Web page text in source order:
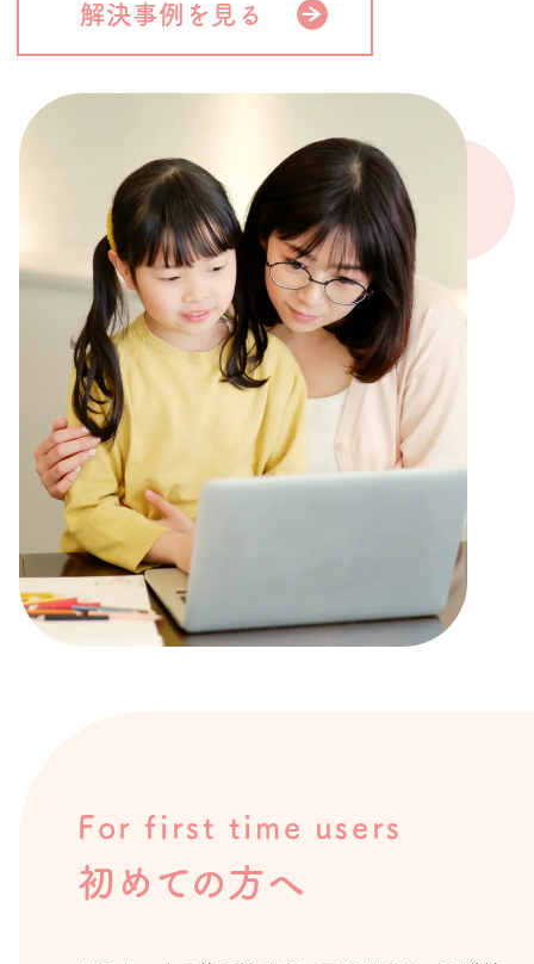
解決事例を見る
For first time users
初めての方へ